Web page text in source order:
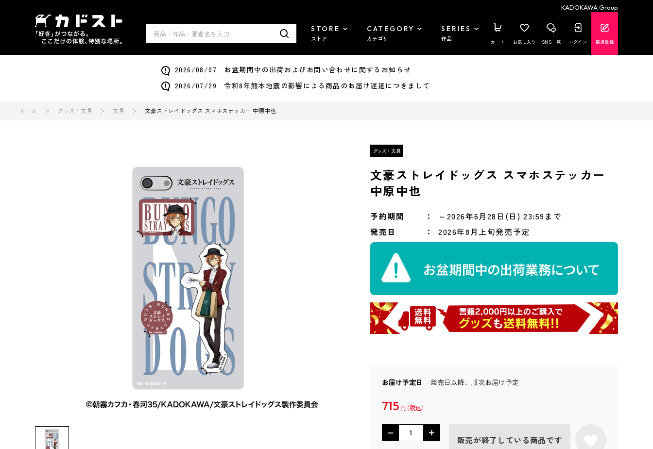
KADOKAWA Group
STORE
ストア
CATEGORY
カテゴリ
SERIES
作品 カート お気に入り SNS一覧 ログイン 新規登録
2026/08/07 お盆期間中の出荷およびお問い合わせに関するお知らせ
2026/07/29 令和8年熊本地震の影響による商品のお届け遅延につきまして
ホーム グッズ・文具 文具 文豪ストレイドッグス スマホステッカー 中原中也
文豪ストレイドッグス スマホステッカー
中原中也
予約期間
～2026年6月28日(日) 23:59まで
発売日
2026年8月上旬発売予定
お届け予定日 発売日以降、順次お届け予定
715 円
販売が終了している商品です